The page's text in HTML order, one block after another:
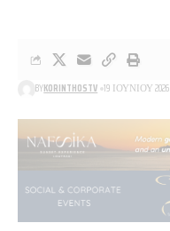
BYKORINTHOSTV 19 ΙΟΥΝΊΟΥ 2026